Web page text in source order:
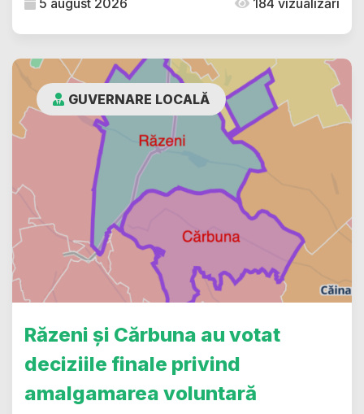
5 august 2026 184 vizualizări
GUVERNARE LOCALĂ
Răzeni și Cărbuna au votat
deciziile finale privind
amalgamarea voluntară